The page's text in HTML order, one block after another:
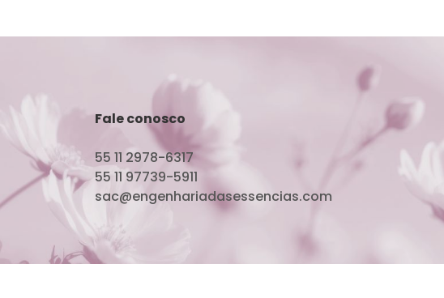
Fale conosco
55 11 2978-6317
55 11 97739-5911
sac@engenhariadasessencias.com